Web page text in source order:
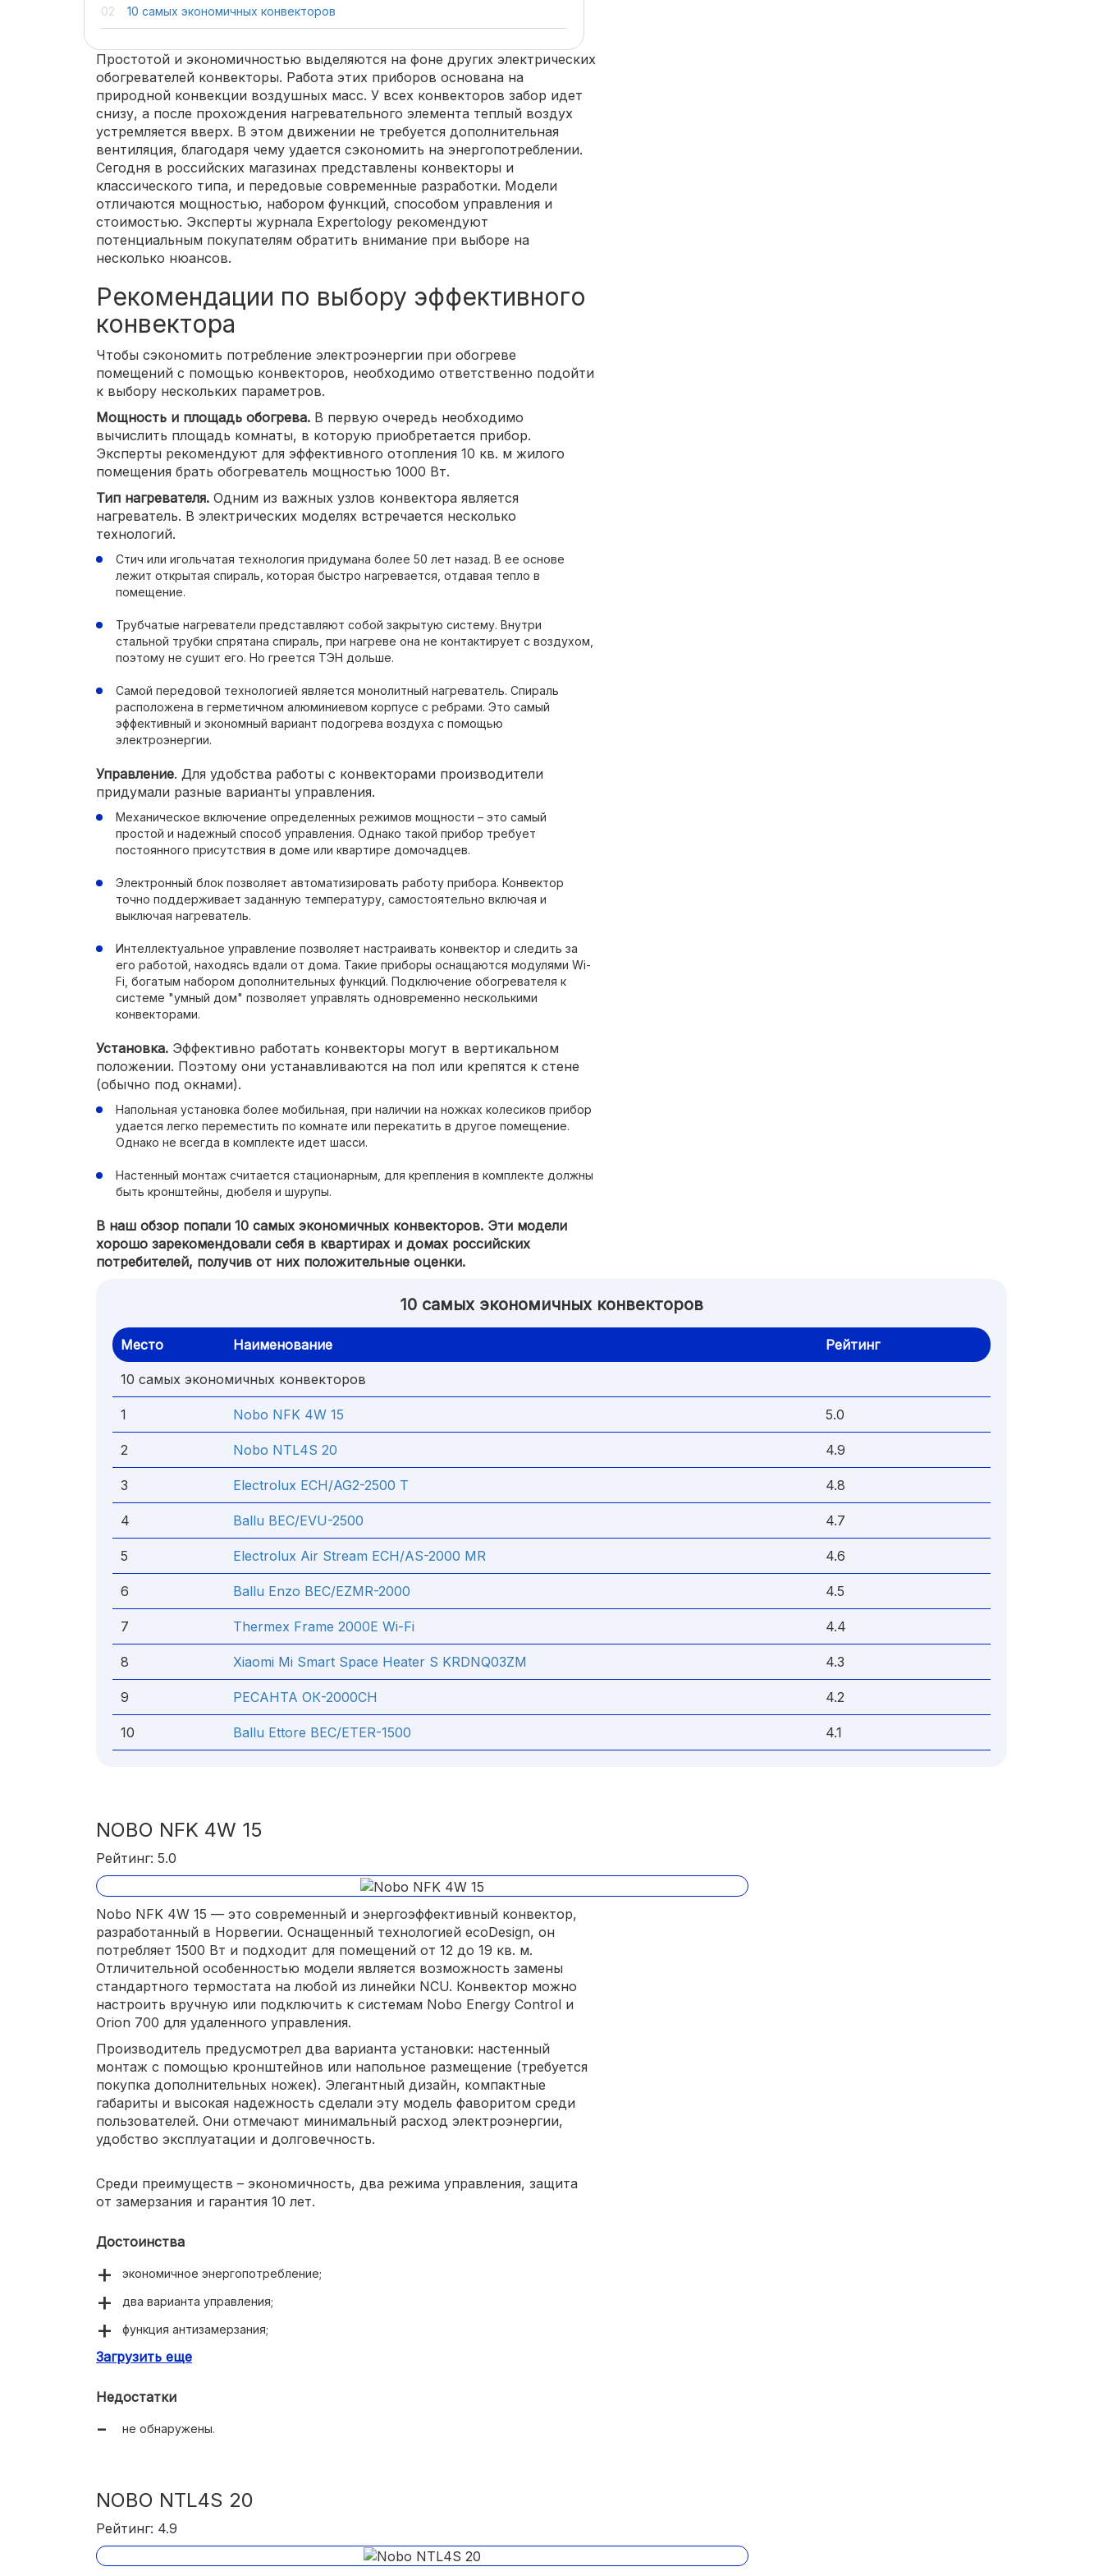
10 самых экономичных конвекторов
Простотой и экономичностью выделяются на фоне других электрических
обогревателей конвекторы. Работа этих приборов основана на
природной конвекции воздушных масс. У всех конвекторов забор идет
снизу, а после прохождения нагревательного элемента теплый воздух
устремляется вверх. В этом движении не требуется дополнительная
вентиляция, благодаря чему удается сэкономить на энергопотреблении.
Сегодня в российских магазинах представлены конвекторы и
классического типа, и передовые современные разработки. Модели
отличаются мощностью, набором функций, способом управления и
стоимостью. Эксперты журнала Expertology рекомендуют
потенциальным покупателям обратить внимание при выборе на
несколько нюансов.
Рекомендации по выбору эффективного
конвектора
Чтобы сэкономить потребление электроэнергии при обогреве
помещений с помощью конвекторов, необходимо ответственно подойти
к выбору нескольких параметров.
Мощность и площадь обогрева. В первую очередь необходимо
вычислить площадь комнаты, в которую приобретается прибор.
Эксперты рекомендуют для эффективного отопления 10 кв. м жилого
помещения брать обогреватель мощностью 1000 Вт.
Тип нагревателя. Одним из важных узлов конвектора является
нагреватель. В электрических моделях встречается несколько
технологий.
Стич или игольчатая технология придумана более 50 лет назад. В ее основе
лежит открытая спираль, которая быстро нагревается, отдавая тепло в
помещение.
Трубчатые нагреватели представляют собой закрытую систему. Внутри
стальной трубки спрятана спираль, при нагреве она не контактирует с воздухом,
поэтому не сушит его. Но греется ТЭН дольше.
Самой передовой технологией является монолитный нагреватель. Спираль
расположена в герметичном алюминиевом корпусе с ребрами. Это самый
эффективный и экономный вариант подогрева воздуха с помощью
электроэнергии.
Управление. Для удобства работы с конвекторами производители
придумали разные варианты управления.
Механическое включение определенных режимов мощности – это самый
простой и надежный способ управления. Однако такой прибор требует
постоянного присутствия в доме или квартире домочадцев.
Электронный блок позволяет автоматизировать работу прибора. Конвектор
точно поддерживает заданную температуру, самостоятельно включая и
выключая нагреватель.
Интеллектуальное управление позволяет настраивать конвектор и следить за
его работой, находясь вдали от дома. Такие приборы оснащаются модулями Wi-
Fi, богатым набором дополнительных функций. Подключение обогревателя к
системе "умный дом" позволяет управлять одновременно несколькими
конвекторами.
Установка. Эффективно работать конвекторы могут в вертикальном
положении. Поэтому они устанавливаются на пол или крепятся к стене
(обычно под окнами).
Напольная установка более мобильная, при наличии на ножках колесиков прибор
удается легко переместить по комнате или перекатить в другое помещение.
Однако не всегда в комплекте идет шасси.
Настенный монтаж считается стационарным, для крепления в комплекте должны
быть кронштейны, дюбеля и шурупы.
В наш обзор попали 10 самых экономичных конвекторов. Эти модели
хорошо зарекомендовали себя в квартирах и домах российских
потребителей, получив от них положительные оценки.
10 самых экономичных конвекторов
Место Наименование Рейтинг
10 самых экономичных конвекторов
1 Nobo NFK 4W 15 5.0
2 Nobo NTL4S 20 4.9
3 Electrolux ECH/AG2-2500 T 4.8
4 Ballu BEC/EVU-2500 4.7
5 Electrolux Air Stream ECH/AS-2000 MR 4.6
6 Ballu Enzo BEC/EZMR-2000 4.5
7 Thermex Frame 2000E Wi-Fi 4.4
8 Xiaomi Mi Smart Space Heater S KRDNQ03ZM 4.3
9 РЕСАНТА ОК-2000СН 4.2
10 Ballu Ettore BEC/ETER-1500 4.1
NOBO NFK 4W 15
Рейтинг: 5.0
Nobo NFK 4W 15 — это современный и энергоэффективный конвектор,
разработанный в Норвегии. Оснащенный технологией ecoDesign, он
потребляет 1500 Вт и подходит для помещений от 12 до 19 кв. м.
Отличительной особенностью модели является возможность замены
стандартного термостата на любой из линейки NCU. Конвектор можно
настроить вручную или подключить к системам Nobo Energy Control и
Orion 700 для удаленного управления.
Производитель предусмотрел два варианта установки: настенный
монтаж с помощью кронштейнов или напольное размещение (требуется
покупка дополнительных ножек). Элегантный дизайн, компактные
габариты и высокая надежность сделали эту модель фаворитом среди
пользователей. Они отмечают минимальный расход электроэнергии,
удобство эксплуатации и долговечность.
Среди преимуществ – экономичность, два режима управления, защита
от замерзания и гарантия 10 лет.
Достоинства
экономичное энергопотребление;
два варианта управления;
функция антизамерзания;
красивый внешний вид;
Загрузить еще
Недостатки
не обнаружены.
NOBO NTL4S 20
Рейтинг: 4.9